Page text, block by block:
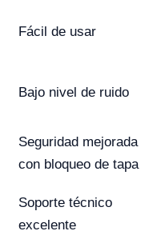
Fácil de usar
Bajo nivel de ruido
Seguridad mejorada
con bloqueo de tapa
Soporte técnico
excelente